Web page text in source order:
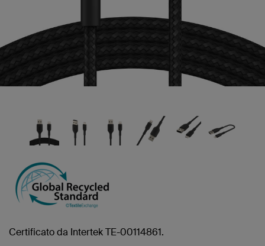
Certificato da Intertek TE-00114861.